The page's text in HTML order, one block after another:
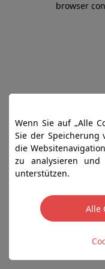
browser
Wenn Sie auf „Alle
Sie der Speicherung
die
zu analysieren und
unterstützen.
Alle